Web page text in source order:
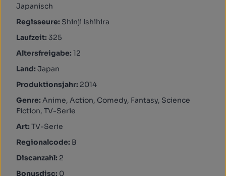
Japanisch
Regisseure: Shinji Ishihira
Laufzeit: 325
Altersfreigabe: 12
Land: Japan
Produktionsjahr: 2014
Genre: Anime, Action, Comedy, Fantasy, Science
Fiction, TV-Serie
Art: TV-Serie
Regionalcode: B
Discanzahl: 2
Bonusdisc: 0